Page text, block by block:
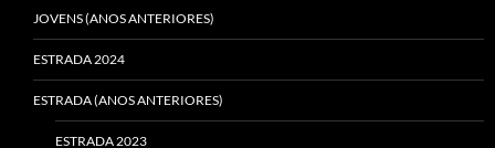
JOVENS (ANOS ANTERIORES)
ESTRADA 2024
ESTRADA (ANOS ANTERIORES)
ESTRADA 2023